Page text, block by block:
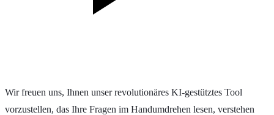
Wir freuen uns, Ihnen unser revolutionäres KI-gestütztes Tool
vorzustellen, das Ihre Fragen im Handumdrehen lesen, verstehen